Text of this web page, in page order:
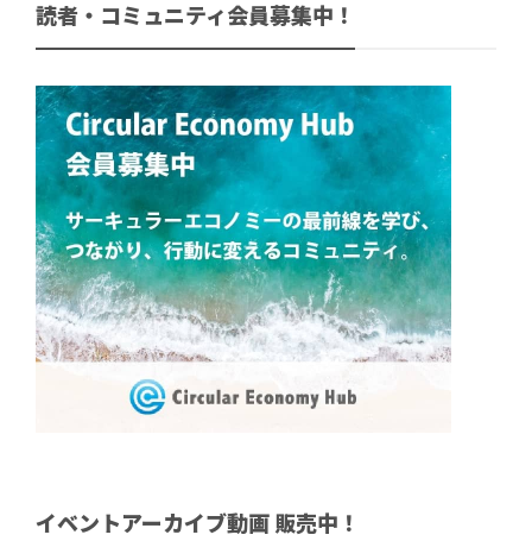
読者・コミュニティ会員募集中！
イベントアーカイブ動画 販売中！